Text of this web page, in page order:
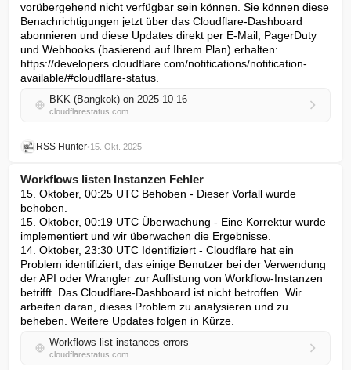
vorübergehend nicht verfügbar sein können. Sie können diese
Benachrichtigungen jetzt über das Cloudflare-Dashboard
abonnieren und diese Updates direkt per E-Mail, PagerDuty
und Webhooks (basierend auf Ihrem Plan) erhalten:
https://developers.cloudflare.com/notifications/notification-
available/#cloudflare-status.
BKK (Bangkok) on 2025-10-16
cloudflarestatus.com
RSS Hunter•15. Okt. 2025
Workflows listen Instanzen Fehler
15. Oktober, 00:25 UTC Behoben - Dieser Vorfall wurde
behoben.
15. Oktober, 00:19 UTC Überwachung - Eine Korrektur wurde
implementiert und wir überwachen die Ergebnisse.
14. Oktober, 23:30 UTC Identifiziert - Cloudflare hat ein
Problem identifiziert, das einige Benutzer bei der Verwendung
der API oder Wrangler zur Auflistung von Workflow-Instanzen
betrifft. Das Cloudflare-Dashboard ist nicht betroffen. Wir
arbeiten daran, dieses Problem zu analysieren und zu
beheben. Weitere Updates folgen in Kürze.
Workflows list instances errors
cloudflarestatus.com